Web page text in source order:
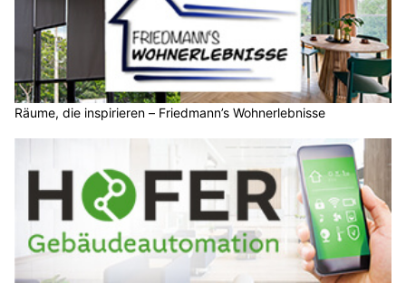
Räume, die inspirieren – Friedmann’s Wohnerlebnisse